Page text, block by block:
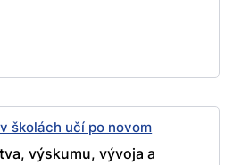
školách učí po novom
výskumu, vývoja a